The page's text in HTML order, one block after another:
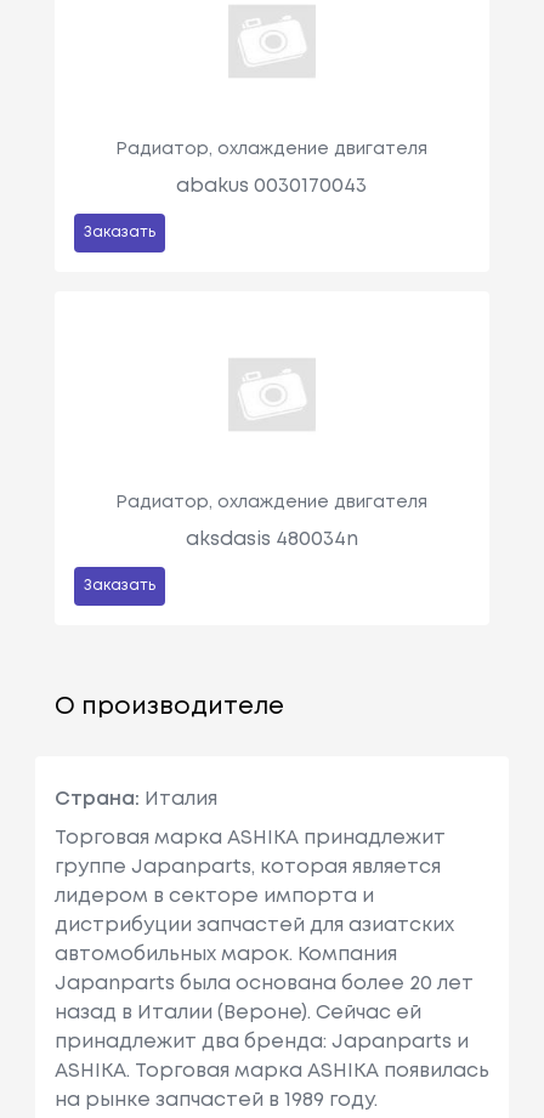
Радиатор, охлаждение двигателя
abakus 0030170043
Заказать
Радиатор, охлаждение двигателя
aksdasis 480034n
Заказать
О производителе
Страна: Италия
Торговая марка ASHIKA принадлежит
группе Japanparts, которая является
лидером в секторе импорта и
дистрибуции запчастей для азиатских
автомобильных марок. Компания
Japanparts была основана более 20 лет
назад в Италии (Вероне). Сейчас ей
принадлежит два бренда: Japanparts и
ASHIKA. Торговая марка ASHIKA появилась
на рынке запчастей в 1989 году.